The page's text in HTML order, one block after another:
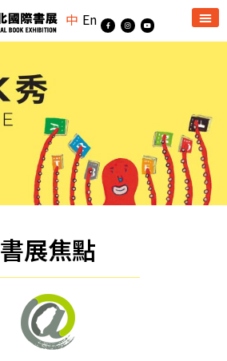
中 En
書展焦點